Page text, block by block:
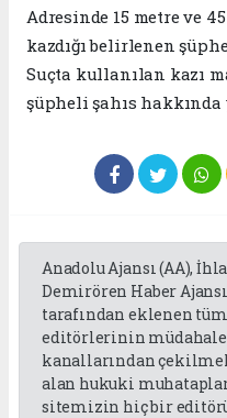
Adresinde 15 metre ve
kazdığı belirlenen
Suçta kullanılan kazı
şüpheli şahıs hakkında
Anadolu Ajansı (AA),
Demirören Haber
tarafından eklenen
editörlerinin
kanallarından
alan hukuki
sitemizin hiç bir editörü